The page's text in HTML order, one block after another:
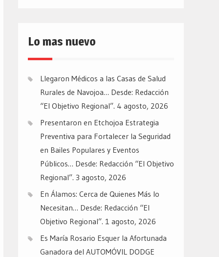
Lo mas nuevo
Llegaron Médicos a las Casas de Salud
Rurales de Navojoa… Desde: Redacción
“El Objetivo Regional”. 4 agosto, 2026
Presentaron en Etchojoa Estrategia
Preventiva para Fortalecer la Seguridad
en Bailes Populares y Eventos
Públicos… Desde: Redacción “El Objetivo
Regional”. 3 agosto, 2026
En Álamos: Cerca de Quienes Más lo
Necesitan… Desde: Redacción “El
Objetivo Regional”. 1 agosto, 2026
Es María Rosario Esquer la Afortunada
Ganadora del AUTOMÓVIL DODGE